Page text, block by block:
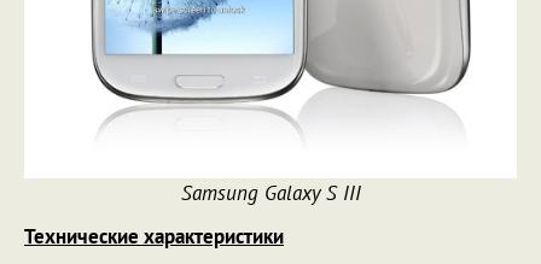
Samsung Galaxy S III
Технические характеристики